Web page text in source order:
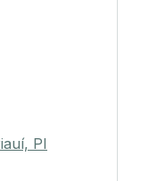
PI